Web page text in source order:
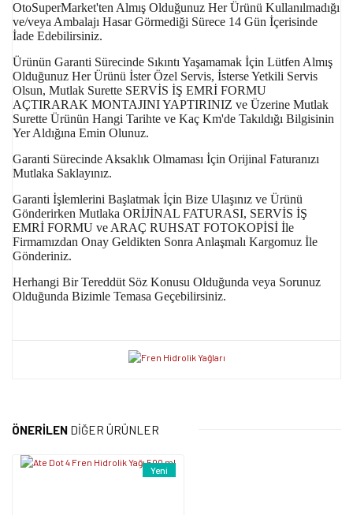
OtoSuperMarket'ten Almış Olduğunuz Her Ürünü Kullanılmadığı
ve/veya Ambalajı Hasar Görmediği Sürece 14 Gün İçerisinde
İade Edebilirsiniz.
Ürünün Garanti Sürecinde Sıkıntı Yaşamamak İçin Lütfen Almış
Olduğunuz Her Ürünü İster Özel Servis, İsterse Yetkili Servis
Olsun, Mutlak Surette SERVİS İŞ EMRİ FORMU
AÇTIRARAK MONTAJINI YAPTIRINIZ ve Üzerine Mutlak
Surette Ürünün Hangi Tarihte ve Kaç Km'de Takıldığı Bilgisinin
Yer Aldığına Emin Olunuz.
Garanti Sürecinde Aksaklık Olmaması İçin Orijinal Faturanızı
Mutlaka Saklayınız.
Garanti İşlemlerini Başlatmak İçin Bize Ulaşınız ve Ürünü
Gönderirken Mutlaka ORİJİNAL FATURASI, SERVİS İŞ
EMRİ FORMU ve ARAÇ RUHSAT FOTOKOPİSİ İle
Firmamızdan Onay Geldikten Sonra Anlaşmalı Kargomuz İle
Gönderiniz.
Herhangi Bir Tereddüt Söz Konusu Olduğunda veya Sorunuz
Olduğunda Bizimle Temasa Geçebilirsiniz.
Yorum Yaz
tarafımıza iletebilirsiniz.
ÖNERİLEN DİĞER ÜRÜNLER
Yeni